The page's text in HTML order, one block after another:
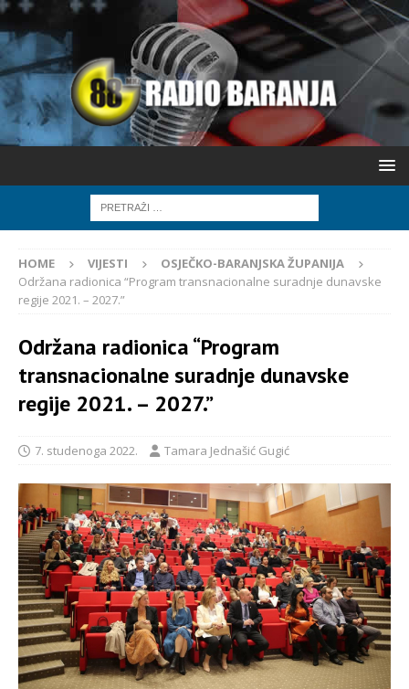
HOME VIJESTI
OSJEČKO-BARANJSKA ŽUPANIJA
Održana radionica “Program transnacionalne suradnje dunavske
regije 2021. – 2027.”
Održana radionica “Program
transnacionalne suradnje dunavske
regije 2021. – 2027.”
7. studenoga 2022. Tamara Jednašić Gugić